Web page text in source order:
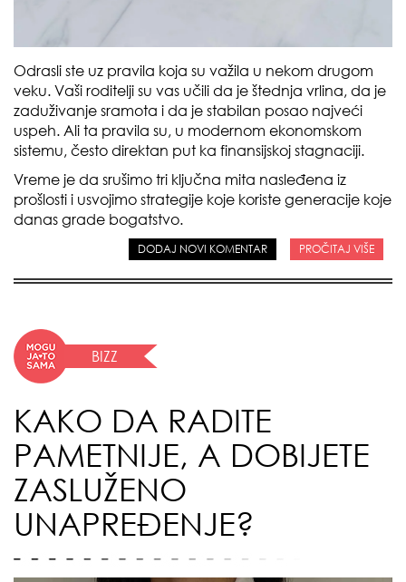
Odrasli ste uz pravila koja su važila u nekom drugom
veku. Vaši roditelji su vas učili da je štednja vrlina, da je
zaduživanje sramota i da je stabilan posao najveći
uspeh. Ali ta pravila su, u modernom ekonomskom
sistemu, često direktan put ka finansijskoj stagnaciji.
Vreme je da srušimo tri ključna mita nasleđena iz
prošlosti i usvojimo strategije koje koriste generacije koje
danas grade bogatstvo.
DODAJ NOVI KOMENTAR PROČITAJ VIŠE
BIZZ
KAKO DA RADITE
PAMETNIJE, A DOBIJETE
ZASLUŽENO
UNAPREĐENJE?